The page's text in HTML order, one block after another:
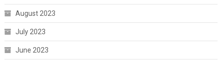
August 2023
July 2023
June 2023